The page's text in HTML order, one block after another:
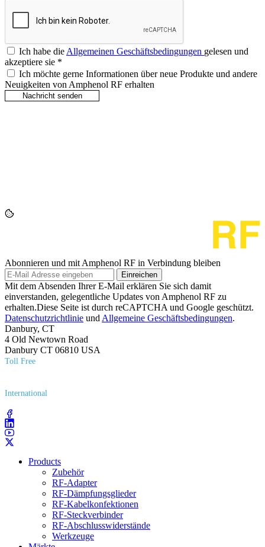
Ich habe dieAllgemeinen Geschäftsbedingungen gelesen und
akzeptiere sie *
Ich möchte gerne Informationen über neue Produkte und andere
Neuigkeiten von Amphenol RF erhalten
Abonnieren und mit Amphenol RF in Verbindung bleiben
Einreichen
Mit dem Absenden Ihrer E-Mail erklären Sie sich damit
einverstanden, gelegentliche Updates von Amphenol RF zu
erhalten.Diese Seite ist durch reCAPTCHA und Google geschützt.
Datenschutzrichtlinie und Allgemeine Geschäftsbedingungen.
Danbury, CT
4 Old Newtown Road
Danbury CT 06810 USA
Toll Free
International
Products
Zubehör
RF-Adapter
RF-Dämpfungsglieder
RF-Kabelkonfektionen
RF-Steckverbinder
RF-Abschlusswiderstände
Werkzeuge